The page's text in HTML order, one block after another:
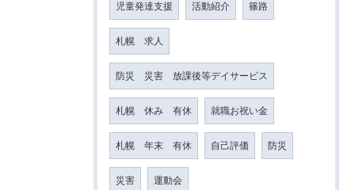
児童発達支援 活動紹介 篠路
札幌 求人
防災 災害 放課後等デイサービス
札幌 休み 有休 就職お祝い金
札幌 年末 有休 自己評価 防災
災害 運動会